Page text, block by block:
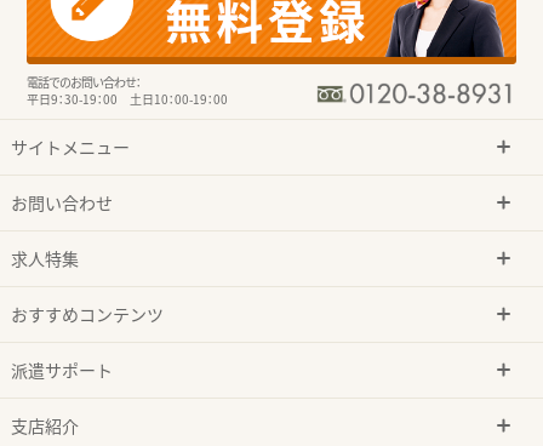
電話でのお問い合わせ：
平日9：30-19：00 土日10：00-19：00
サイトメニュー
お問い合わせ
求人特集
おすすめコンテンツ
派遣サポート
支店紹介